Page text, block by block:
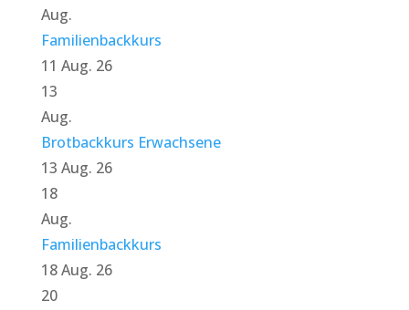
Aug.
Familienbackkurs
11 Aug. 26
13
Aug.
Brotbackkurs Erwachsene
13 Aug. 26
18
Aug.
Familienbackkurs
18 Aug. 26
20